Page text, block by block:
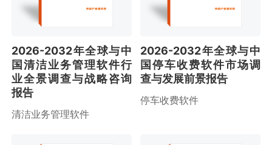
2026-2032年全球与中
国清洁业务管理软件行
业全景调查与战略咨询
报告
清洁业务管理软件
2026-2032年全球与中
国停车收费软件市场调
查与发展前景报告
停车收费软件